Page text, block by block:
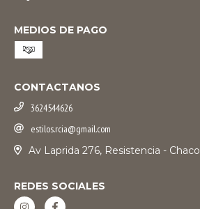
MEDIOS DE PAGO
CONTACTANOS
3624544626
estilos.rcia@gmail.com
Av Laprida 276, Resistencia - Chaco
REDES SOCIALES